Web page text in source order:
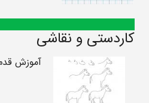
کاردستی و نقاشی
آموزش